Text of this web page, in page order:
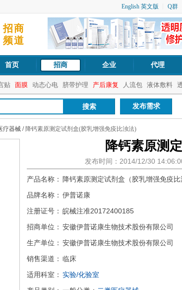
English 英文版 Q群
招商
频道
首页 招商 企业 代理
贴 面膜 动态心电 脐带护理 产后康复 人流包 液体敷料
发布需求
疗器械 / 降钙素原测定试剂盒(胶乳增强免疫比浊法)
降钙素原测
发布时间：2014/12/30
产品名称：
降钙素原测定试剂盒（胶乳增强免疫比
品牌名称： 伊普诺康
注册证号： 皖械注准20172400185
招商单位： 安徽伊普诺康生物技术股份有限公司
生产单位： 安徽伊普诺康生物技术股份有限公司
销售渠道： 临床
适用科室： 实验/化验室